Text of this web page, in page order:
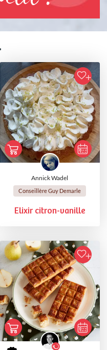
Annick Wadel
Conseillère Guy Demarle
Elixir citron-vanille